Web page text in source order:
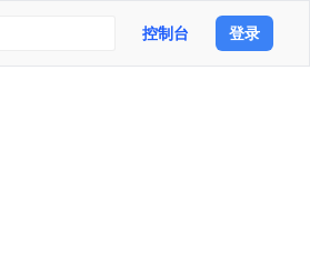
控制台 登录